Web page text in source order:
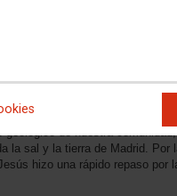
al Parque Regional del
de su uso en tiempos
Jarama en Titulcia y el pueblo de
un compañero del
de nuestra comunidad,
la sal y la tierra de Madrid. Por
hizo una rápido repaso por